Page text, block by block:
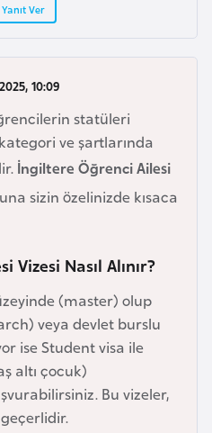
Yanıt Ver
10:09
statüleri
ve şartlarında
İngiltere Öğrenci Ailesi
sizin özelinizde kısaca
Nasıl Alınır?
(master) olup
veya devlet burslu
ise Student visa ile
altı çocuk)
Bu vizeler,